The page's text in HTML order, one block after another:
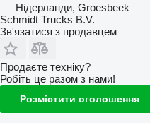
Нідерланди, Groesbeek
Schmidt Trucks B.V.
Зв'язатися з продавцем
Продаєте техніку?
Робіть це разом з нами!
Розмістити оголошення